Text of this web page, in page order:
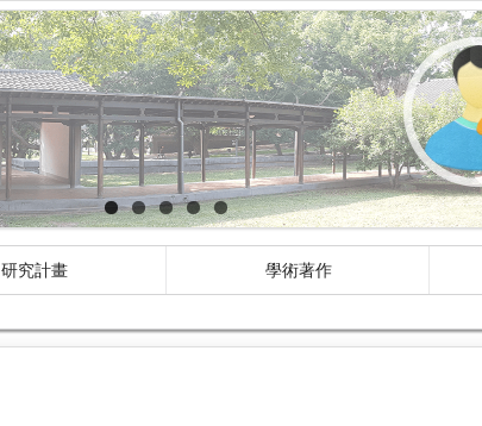
研究計畫 學術著作